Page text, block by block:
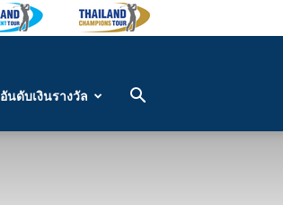
อันดับเงินรางวัล